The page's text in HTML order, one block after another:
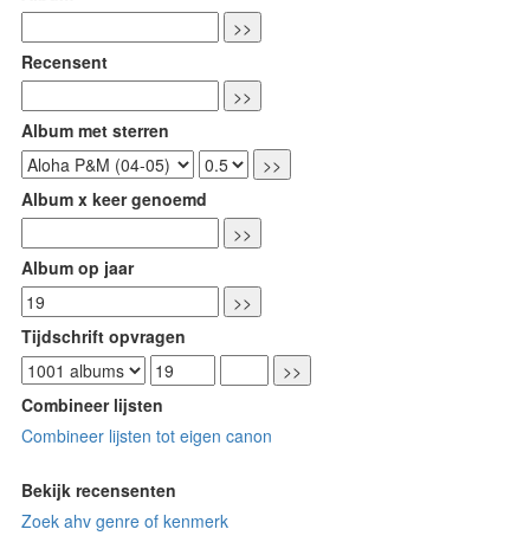
Recensent
Album met sterren
Album x keer genoemd
Album op jaar
Tijdschrift opvragen
Combineer lijsten
Combineer lijsten tot eigen canon
Bekijk recensenten
Zoek ahv genre of kenmerk